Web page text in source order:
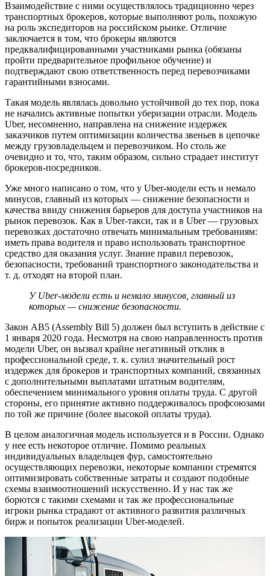
Взаимодействие с ними осуществлялось традиционно через
транспортных брокеров, которые выполняют роль, похожую
на роль экспедиторов на российском рынке. Отличие
заключается в том, что брокеры являются
предквалифицированными участниками рынка (обязаны
пройти предварительное профильное обучение) и
подтверждают свою ответственность перед перевозчиками
гарантийными взносами.
Такая модель являлась довольно устойчивой до тех пор, пока
не начались активные попытки уберизации отрасли. Модель
Uber, несомненно, направлена на снижение издержек
заказчиков путем оптимизации количества звеньев в цепочке
между грузовладельцем и перевозчиком. Но столь же
очевидно и то, что, таким образом, сильно страдает институт
брокеров-посредников.
Уже много написано о том, что у Uber-модели есть и немало
минусов, главный из которых — снижение безопасности и
качества ввиду снижения барьеров для доступа участников на
рынок перевозок. Как в Uber-такси, так и в Uber — грузовых
перевозках достаточно отвечать минимальным требованиям:
иметь права водителя и право использовать транспортное
средство для оказания услуг. Знание правил перевозок,
безопасности, требований транспортного законодательства и
т. д. отходят на второй план.
У Uber-модели есть и немало минусов, главный из
которых — снижение безопасности.
Закон AB5 (Assembly Bill 5) должен был вступить в действие с
1 января 2020 года. Несмотря на свою направленность против
модели Uber, он вызвал крайне негативный отклик в
профессиональной среде, т. к. сулил значительный рост
издержек для брокеров и транспортных компаний, связанных
с дополнительными выплатами штатным водителям,
обеспечением минимального уровня оплаты труда. С другой
стороны, его принятие активно поддерживалось профсоюзами
по той же причине (более высокой оплаты труда).
В целом аналогичная модель используется и в России. Однако
у нее есть некоторое отличие. Помимо реальных
индивидуальных владельцев фур, самостоятельно
осуществляющих перевозки, некоторые компании стремятся
оптимизировать собственные затраты и создают подобные
схемы взаимоотношений искусственно. И у нас так же
борются с такими схемами и так же профессиональные
игроки рынка страдают от активного развития различных
бирж и попыток реализации Uber-моделей.